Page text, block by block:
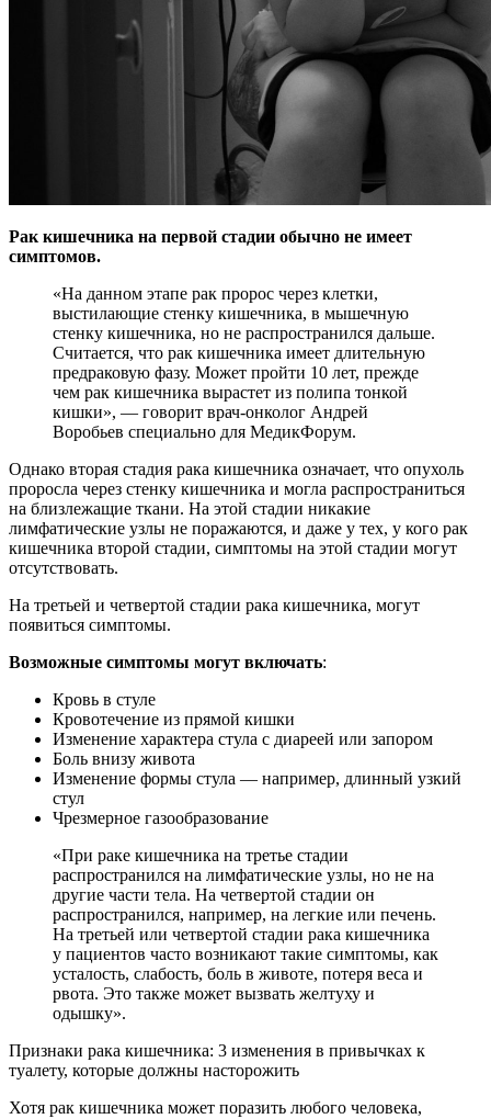
Рак кишечника на первой стадии обычно не имеет
симптомов.
«На данном этапе рак пророс через клетки,
выстилающие стенку кишечника, в мышечную
стенку кишечника, но не распространился дальше.
Считается, что рак кишечника имеет длительную
предраковую фазу. Может пройти 10 лет, прежде
чем рак кишечника вырастет из полипа тонкой
кишки», — говорит врач-онколог Андрей
Воробьев специально для МедикФорум.
Однако вторая стадия рака кишечника означает, что опухоль
проросла через стенку кишечника и могла распространиться
на близлежащие ткани. На этой стадии никакие
лимфатические узлы не поражаются, и даже у тех, у кого рак
кишечника второй стадии, симптомы на этой стадии могут
отсутствовать.
На третьей и четвертой стадии рака кишечника, могут
появиться симптомы.
Возможные симптомы могут включать:
Кровь в стуле
Кровотечение из прямой кишки
Изменение характера стула с диареей или запором
Боль внизу живота
Изменение формы стула — например, длинный узкий
стул
Чрезмерное газообразование
«При раке кишечника на третье стадии
распространился на лимфатические узлы, но не на
другие части тела. На четвертой стадии он
распространился, например, на легкие или печень.
На третьей или четвертой стадии рака кишечника
у пациентов часто возникают такие симптомы, как
усталость, слабость, боль в животе, потеря веса и
рвота. Это также может вызвать желтуху и
одышку».
Признаки рака кишечника: 3 изменения в привычках к
туалету, которые должны насторожить
Хотя рак кишечника может поразить любого человека,